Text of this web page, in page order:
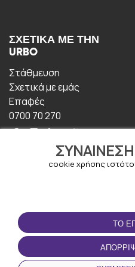
ΣΥΝΑΊΝΕΣΗ
cookie χρήσης
ΤΟ
ΣΧΕΤΙΚΆ ΜΕ ΤΗΝ
URBO
Στάθμευση
Σχετικά με εμάς
Επαφές
0700 70 270
ΟΡΟΙ ΧΡΉΣΗΣ
Οροι και Προϋποθέσεις
Πολιτική απορρήτου